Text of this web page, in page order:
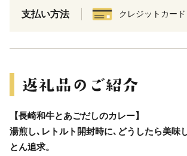
支払い方法 クレジットカード
【長崎和牛とあごだしのカレー】
湯煎し､レトルト開封時に､どうしたら美味
とん追求。